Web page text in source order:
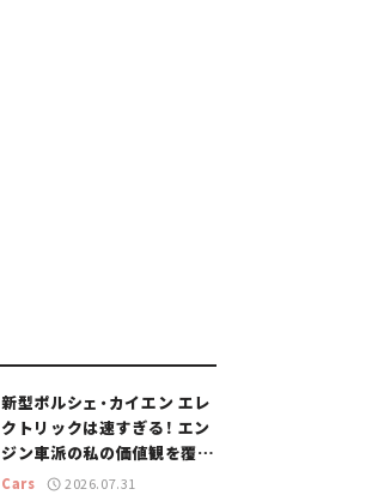
新型ポルシェ・カイエン エレ
クトリックは速すぎる！ エン
ジン車派の私の価値観を覆し
た、新しいポルシェの走り。
Cars 2026.07.31